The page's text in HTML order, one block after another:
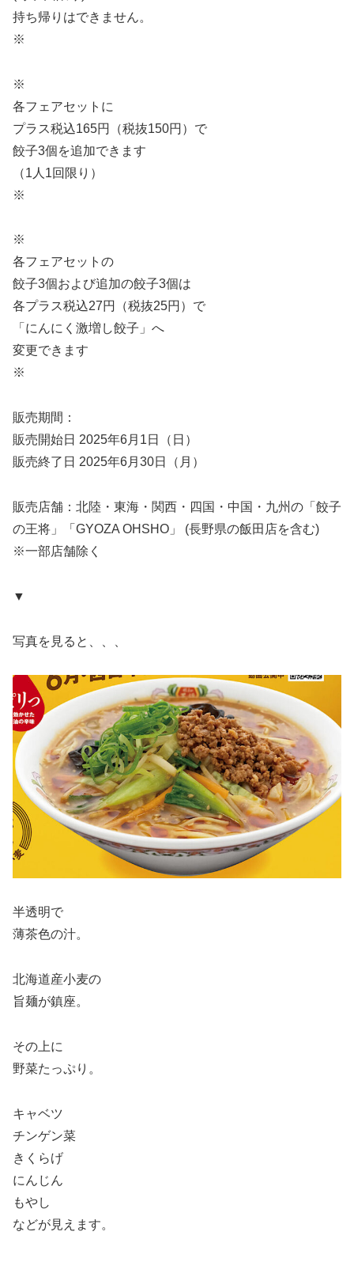
持ち帰りはできません。
※
※
各フェアセットに
プラス税込165円（税抜150円）で
餃子3個を追加できます
（1人1回限り）
※
※
各フェアセットの
餃子3個および追加の餃子3個は
各プラス税込27円（税抜25円）で
「にんにく激増し餃子」へ
変更できます
※
販売期間：
販売開始日 2025年6月1日（日）
販売終了日 2025年6月30日（月）
販売店舗：北陸・東海・関西・四国・中国・九州の「餃子
の王将」「GYOZA OHSHO」 (長野県の飯田店を含む)
※一部店舗除く
▼
写真を見ると、、、
半透明で
薄茶色の汁。
北海道産小麦の
旨麺が鎮座。
その上に
野菜たっぷり。
キャベツ
チンゲン菜
きくらげ
にんじん
もやし
などが見えます。